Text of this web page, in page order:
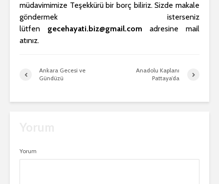
müdavimimize Teşekkürü bir borç biliriz. Sizde makale
göndermek isterseniz
lütfen gecehayati.biz@gmail.com adresine mail
atınız.
Ankara Gecesi ve
Gündüzü
Anadolu Kaplanı
Pattaya’da
Yorum